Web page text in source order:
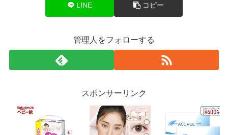
LINE コピー
管理人をフォローする
スポンサーリンク